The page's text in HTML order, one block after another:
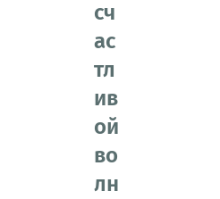
сч
ас
тл
ив
ой
во
лн